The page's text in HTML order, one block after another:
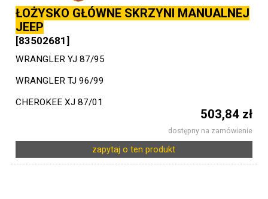
ŁOŻYSKO GŁÓWNE SKRZYNI MANUALNEJ
JEEP
[83502681]
WRANGLER YJ 87/95
WRANGLER TJ 96/99
CHEROKEE XJ 87/01
503,84 zł
dostępny na zamówienie
zapytaj o ten produkt